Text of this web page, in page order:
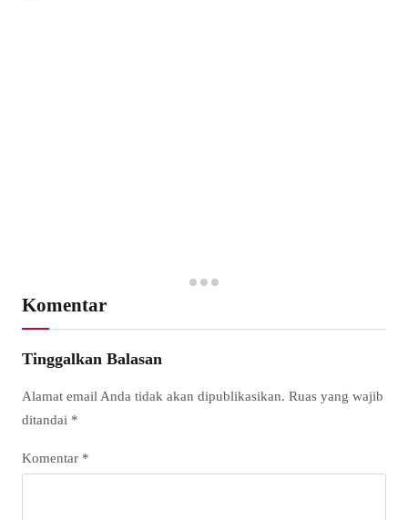
Komentar
Tinggalkan Balasan
Alamat email Anda tidak akan dipublikasikan. Ruas yang wajib
ditandai *
Komentar *